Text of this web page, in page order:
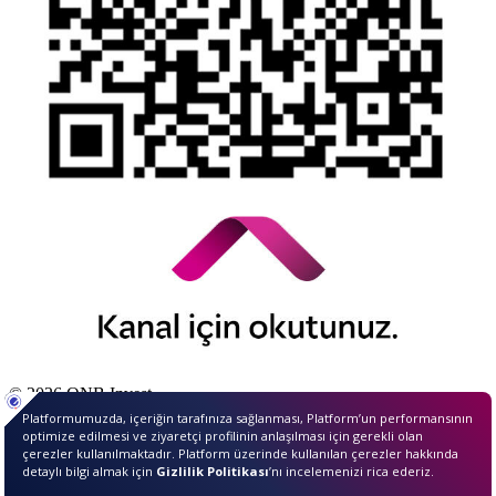
© 2026 QNB Invest,
QNBiştirakidir.